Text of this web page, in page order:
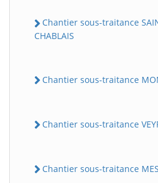
Chantier sous-traitance
CHABLAIS
Chantier sous-traitance
Chantier sous-traitance
Chantier sous-traitance